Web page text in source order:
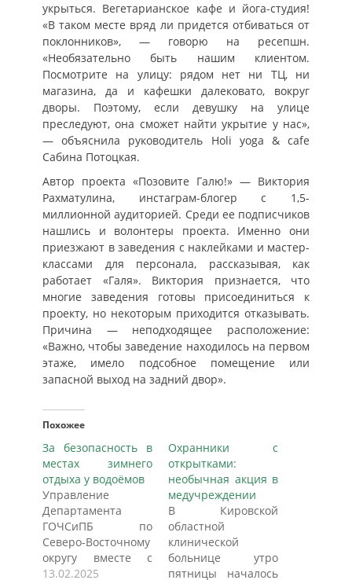
укрыться. Вегетарианское кафе и йога-студия!
«В таком месте вряд ли придется отбиваться от
поклонников», — говорю на ресепшн.
«Необязательно быть нашим клиентом.
Посмотрите на улицу: рядом нет ни ТЦ, ни
магазина, да и кафешки далековато, вокруг
дворы. Поэтому, если девушку на улице
преследуют, она сможет найти укрытие у нас»,
— объяснила руководитель Holi yoga & cafe
Сабина Потоцкая.
Автор проекта «Позовите Галю!» — Виктория
Рахматулина, инстаграм-блогер с 1,5-
миллионной аудиторией. Среди ее подписчиков
нашлись и волонтеры проекта. Именно они
приезжают в заведения с наклейками и мастер-
классами для персонала, рассказывая, как
работает «Галя». Виктория признается, что
многие заведения готовы присоединиться к
проекту, но некоторым приходится отказывать.
Причина — неподходящее расположение:
«Важно, чтобы заведение находилось на первом
этаже, имело подсобное помещение или
запасной выход на задний двор».
Похожее
За безопасность в
местах зимнего
отдыха у водоёмов
Управление
Департамента
ГОЧСиПБ по
Северо-Восточному
округу вместе с
представителями
13.02.2025
Охранники с
открытками:
необычная акция в
медучреждении
В Кировской
областной
клинической
больнице утро
пятницы началось